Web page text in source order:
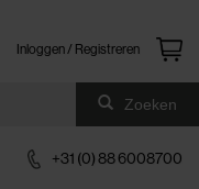
Inloggen / Registreren
Zoeken
+31 (0) 88 6008700